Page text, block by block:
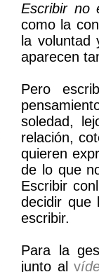
Escribir no
como la
la voluntad
aparecen
Pero
soledad,
relación,
quieren
de lo que
Escribir
decidir que
escribir.
Para la
junto alv